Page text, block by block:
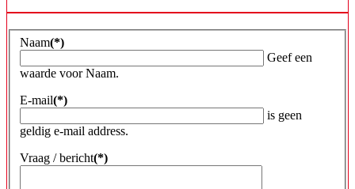
Naam(*)
Geef een
waarde voor Naam.
E-mail(*)
is geen
geldig e-mail address.
Vraag / bericht(*)